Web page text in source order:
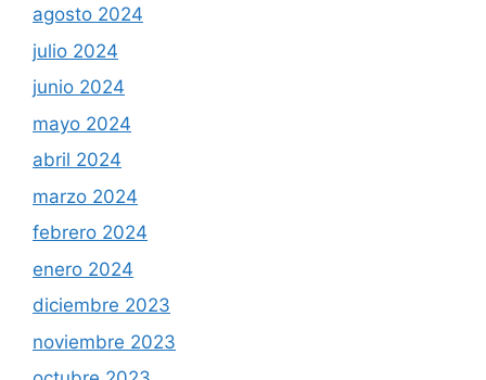
agosto 2024
julio 2024
junio 2024
mayo 2024
abril 2024
marzo 2024
febrero 2024
enero 2024
diciembre 2023
noviembre 2023